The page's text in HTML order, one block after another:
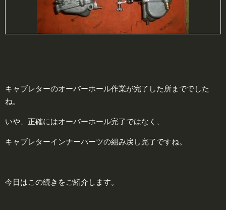
キャブレターのオーバーホール作業が完了した所まででした
ね。
いや、正確にはオーバーホール完了ではなく、
キャブレターインナーパーツの組み戻し完了ですね。
今日はこの続きをご紹介します。